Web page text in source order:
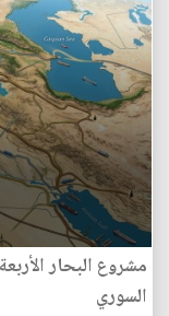
مشروع البحار
السوري